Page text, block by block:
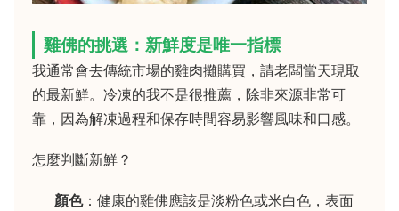
雞佛的挑選：新鮮度是唯一指標
我通常會去傳統市場的雞肉攤購買，請老闆當天現取
的最新鮮。冷凍的我不是很推薦，除非來源非常可
靠，因為解凍過程和保存時間容易影響風味和口感。
怎麼判斷新鮮？
顏色：健康的雞佛應該是淡粉色或米白色，表面